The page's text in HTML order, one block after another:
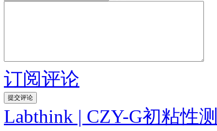
订阅评论
Labthink | CZY-G初粘性